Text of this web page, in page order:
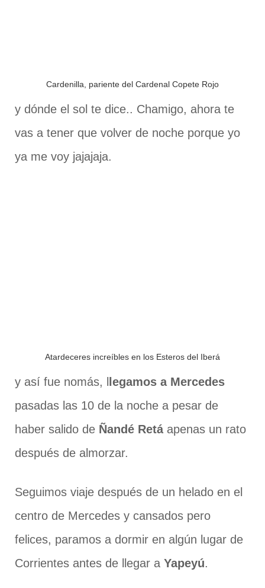
Cardenilla, pariente del Cardenal Copete Rojo
y dónde el sol te dice.. Chamigo, ahora te
vas a tener que volver de noche porque yo
ya me voy jajajaja.
Atardeceres increíbles en los Esteros del Iberá
y así fue nomás, l
legamos a Mercedes
pasadas las 10 de la noche a pesar de
haber salido de Ñandé Retá apenas un rato
después de almorzar.
Seguimos viaje después de un helado en el
centro de Mercedes y cansados pero
felices, paramos a dormir en algún lugar de
Corrientes antes de llegar a Yapeyú.